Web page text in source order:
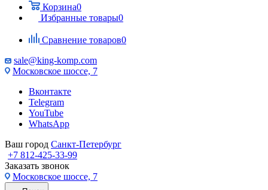
Корзина0
Избранные товары0
Сравнение товаров0
sale@king-komp.com
Московское шоссе, 7
Вконтакте
Telegram
YouTube
WhatsApp
Ваш город Санкт-Петербург
+7 812-425-33-99
Заказать звонок
Московское шоссе, 7